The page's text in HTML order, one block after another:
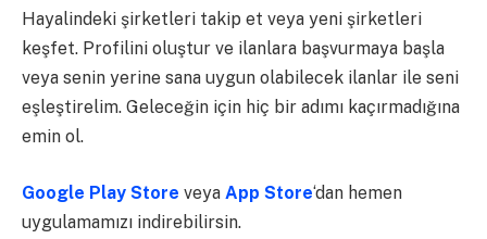
Hayalindeki şirketleri takip et veya yeni şirketleri
keşfet. Profilini oluştur ve ilanlara başvurmaya başla
veya senin yerine sana uygun olabilecek ilanlar ile seni
eşleştirelim. Geleceğin için hiç bir adımı kaçırmadığına
emin ol.
Google Play Store veya App Store‘dan hemen
uygulamamızı indirebilirsin.